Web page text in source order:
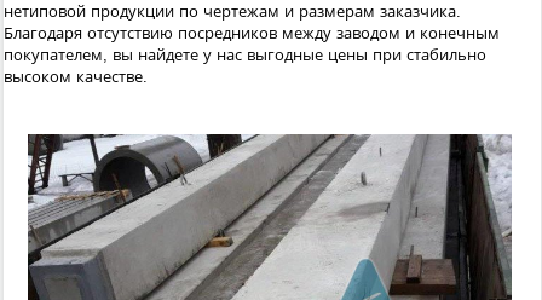
нетиповой продукции по чертежам и размерам заказчика.
Благодаря отсутствию посредников между заводом и конечным
покупателем, вы найдете у нас выгодные цены при стабильно
высоком качестве.